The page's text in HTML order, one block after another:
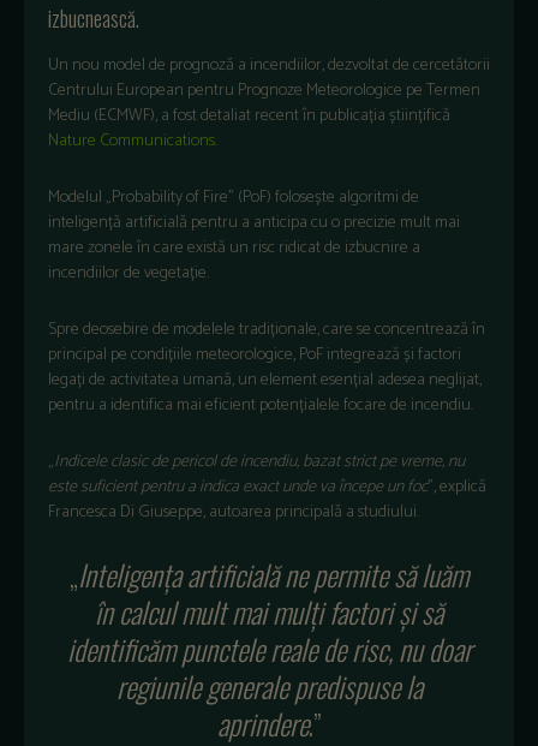
izbucnească.
Un nou model de prognoză a incendiilor, dezvoltat de cercetătorii
Centrului European pentru Prognoze Meteorologice pe Termen
Mediu (ECMWF), a fost detaliat recent în publicația științifică
Nature Communications.
Modelul „Probability of Fire” (PoF) folosește algoritmi de
inteligență artificială pentru a anticipa cu o precizie mult mai
mare zonele în care există un risc ridicat de izbucnire a
incendiilor de vegetație.
Spre deosebire de modelele tradiționale, care se concentrează în
principal pe condițiile meteorologice, PoF integrează și factori
legați de activitatea umană, un element esențial adesea neglijat,
pentru a identifica mai eficient potențialele focare de incendiu.
„Indicele clasic de pericol de incendiu, bazat strict pe vreme, nu
este suficient pentru a indica exact unde va începe un foc”, explică
Francesca Di Giuseppe, autoarea principală a studiului.
„Inteligența artificială ne permite să luăm
în calcul mult mai mulți factori și să
identificăm punctele reale de risc, nu doar
regiunile generale predispuse la
aprindere.”